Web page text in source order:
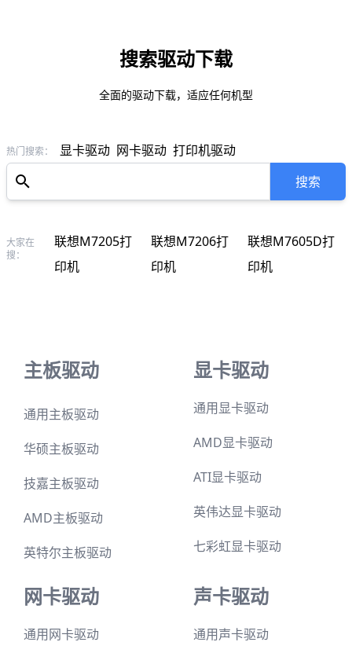
搜索驱动下载
全面的驱动下载，适应任何机型
热门搜索： 显卡驱动 网卡驱动 打印机驱动
大家在搜： 联想M7615DNA打印机
华硕主板驱动
技嘉主板驱动
AMD主板驱动
英特尔主板驱动
通用显卡驱动
AMD显卡驱动
ATI显卡驱动
英伟达显卡驱动
七彩虹显卡驱动
通用网卡驱动
瑞昱网卡驱动
通用声卡驱动
瑞昱声卡驱动